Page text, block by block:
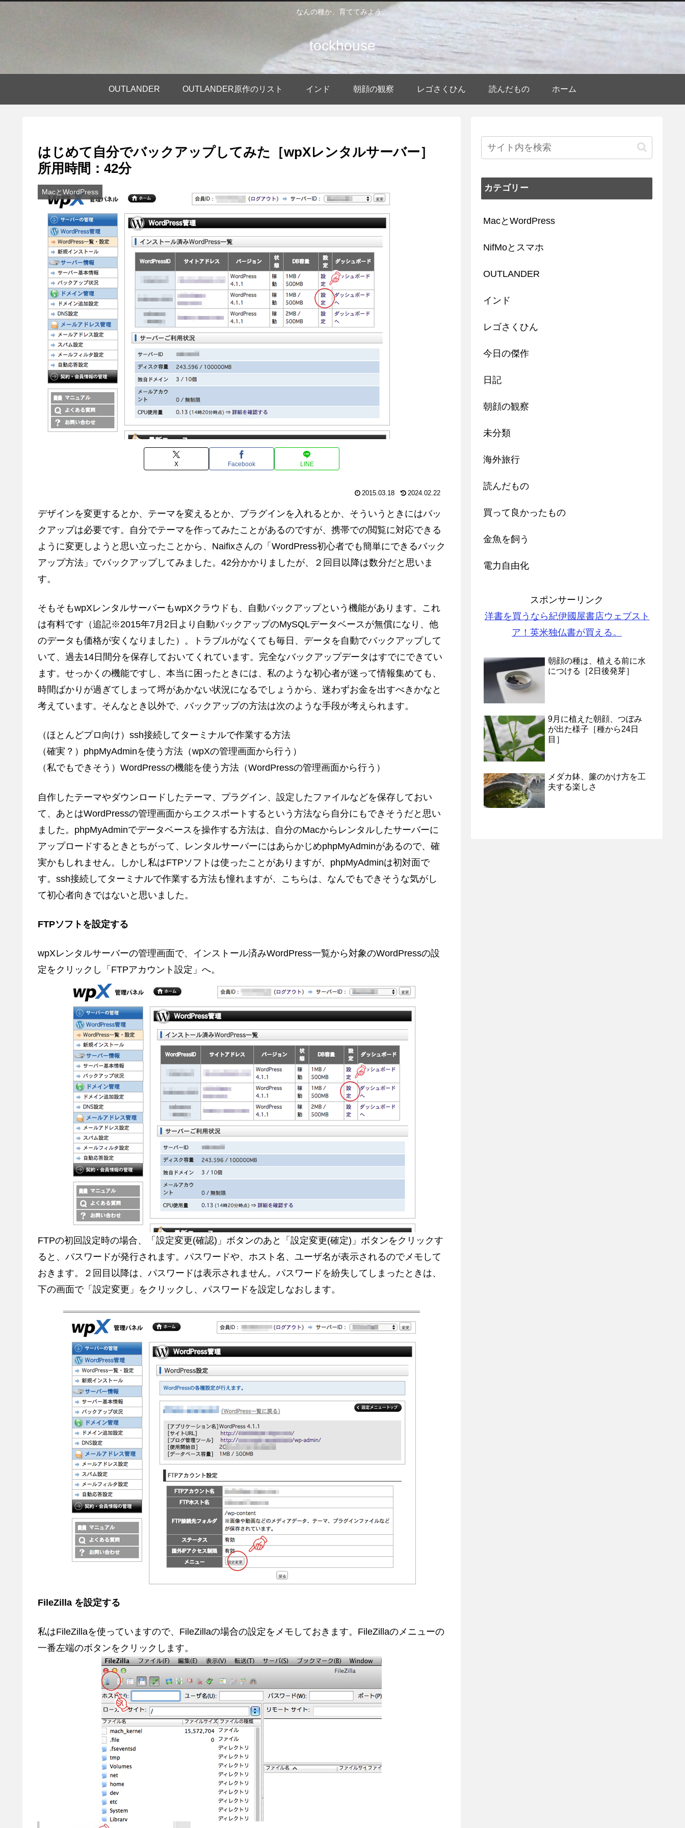
なんの種か、育ててみよう。
tockhouse
OUTLANDER OUTLANDER原作のリスト インド 朝顔の観察 レゴさくひん 読んだもの ホーム
はじめて自分でバックアップしてみた［wpXレンタルサーバー］
所用時間：42分
MacとWordPress
X Facebook LINE
2015.03.18 2024.02.22
デザインを変更するとか、テーマを変えるとか、プラグインを入れるとか、そういうときにはバッ
クアップは必要です。自分でテーマを作ってみたことがあるのですが、携帯での閲覧に対応できる
ように変更しようと思い立ったことから、Naifixさんの「WordPress初心者でも簡単にできるバック
アップ方法」でバックアップしてみました。42分かかりましたが、２回目以降は数分だと思いま
す。
そもそもwpXレンタルサーバーもwpXクラウドも、自動バックアップという機能があります。これ
は有料です（追記※2015年7月2日より自動バックアップのMySQLデータベースが無償になり、他
のデータも価格が安くなりました）。トラブルがなくても毎日、データを自動でバックアップして
いて、過去14日間分を保存しておいてくれています。完全なバックアップデータはすでにできてい
ます。せっかくの機能ですし、本当に困ったときには、私のような初心者が迷って情報集めても、
時間ばかりが過ぎてしまって埒があかない状況になるでしょうから、迷わずお金を出すべきかなと
考えています。そんなとき以外で、バックアップの方法は次のような手段が考えられます。
（ほとんどプロ向け）ssh接続してターミナルで作業する方法
（確実？）phpMyAdminを使う方法（wpXの管理画面から行う）
（私でもできそう）WordPressの機能を使う方法（WordPressの管理画面から行う）
自作したテーマやダウンロードしたテーマ、プラグイン、設定したファイルなどを保存しておい
て、あとはWordPressの管理画面からエクスポートするという方法なら自分にもできそうだと思い
ました。phpMyAdminでデータベースを操作する方法は、自分のMacからレンタルしたサーバーに
アップロードするときとちがって、レンタルサーバーにはあらかじめphpMyAdminがあるので、確
実かもしれません。しかし私はFTPソフトは使ったことがありますが、phpMyAdminは初対面で
す。ssh接続してターミナルで作業する方法も憧れますが、こちらは、なんでもできそうな気がし
て初心者向きではないと思いました。
FTPソフトを設定する
wpXレンタルサーバーの管理画面で、インストール済みWordPress一覧から対象のWordPressの設
定をクリックし「FTPアカウント設定」へ。
FTPの初回設定時の場合、「設定変更(確認)」ボタンのあと「設定変更(確定)」ボタンをクリックす
ると、パスワードが発行されます。パスワードや、ホスト名、ユーザ名が表示されるのでメモして
おきます。２回目以降は、パスワードは表示されません。パスワードを紛失してしまったときは、
下の画面で「設定変更」をクリックし、パスワードを設定しなおします。
FileZilla を設定する
私はFileZillaを使っていますので、FileZillaの場合の設定をメモしておきます。FileZillaのメニューの
一番左端のボタンをクリックします。
カテゴリー
MacとWordPress
NifMoとスマホ
OUTLANDER
インド
レゴさくひん
今日の傑作
日記
朝顔の観察
未分類
海外旅行
読んだもの
買って良かったもの
金魚を飼う
電力自由化
スポンサーリンク
洋書を買うなら紀伊國屋書店ウェブスト
ア！英米独仏書が買える。
朝顔の種は、植える前に水
につける［2日後発芽］
9月に植えた朝顔、つぼみ
が出た様子［種から24日
目］
メダカ鉢、簾のかけ方を工
夫する楽しさ